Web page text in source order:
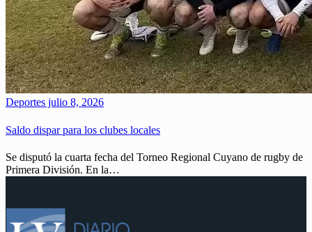
Deportes julio 8, 2026
Saldo dispar para los clubes locales
Se disputó la cuarta fecha del Torneo Regional Cuyano de rugby de
Primera División. En la…